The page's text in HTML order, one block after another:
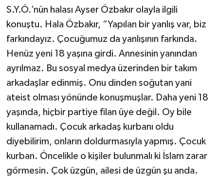
S.Y.Ö.’nün halası Ayser Özbakır olayla ilgili
konuştu. Hala Özbakır, “Yapılan bir yanlış var, biz
farkındayız. Çocuğumuz da yanlışının farkında.
Henüz yeni 18 yaşına girdi. Annesinin yanından
ayrılmaz. Bu sosyal medya üzerinden bir takım
arkadaşlar edinmiş. Onu dinden soğutan yani
ateist olması yönünde konuşmuşlar. Daha yeni 18
yaşında, hiçbir partiye filan üye değil. Oy bile
kullanamadı. Çocuk arkadaş kurbanı oldu
diyebilirim, onların doldurmasıyla yapmış. Çocuk
kurban. Öncelikle o kişiler bulunmalı ki İslam zarar
görmesin. Çok üzgün, ailesi de üzgün şu anda.